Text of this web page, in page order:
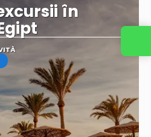
în